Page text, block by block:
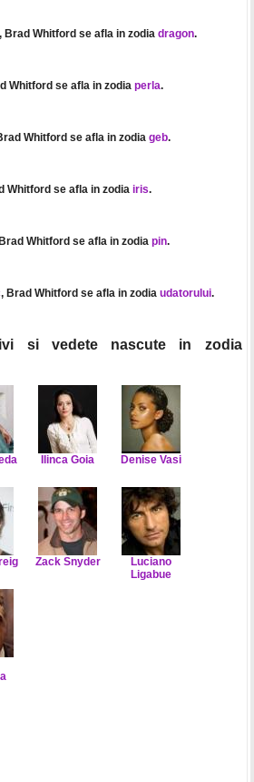
Brad Whitford se afla in zodia dragon.
Whitford se afla in zodia perla.
Whitford se afla in zodia geb.
Whitford se afla in zodia iris.
Whitford se afla in zodia pin.
, Brad Whitford se afla in zodia udatorului.
si vedete nascute in zodia
Ilinca Goia Denise Vasi
Zack Snyder
Luciano
Ligabue